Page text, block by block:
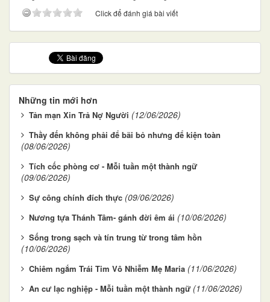
Click để đánh giá bài viết
Những tin mới hơn
Tản mạn Xin Trả Nợ Người (12/06/2026)
Thầy đến không phải để bãi bỏ nhưng để kiện toàn
(08/06/2026)
Tích cốc phòng cơ - Mỗi tuần một thành ngữ
(09/06/2026)
Sự công chính đích thực (09/06/2026)
Nương tựa Thánh Tâm- gánh đời êm ái (10/06/2026)
Sống trong sạch và tín trung từ trong tâm hồn
(10/06/2026)
Chiêm ngắm Trái Tim Vô Nhiễm Mẹ Maria (11/06/2026)
An cư lạc nghiệp - Mỗi tuần một thành ngữ (11/06/2026)